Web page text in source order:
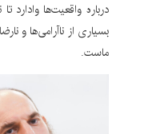
درباره واقعیت‌ها وادارد
بسیاری از ناآرامی‌ها و
ماست.